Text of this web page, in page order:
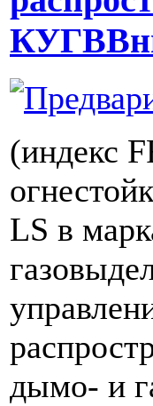
(индекс
LS в
дымо- и